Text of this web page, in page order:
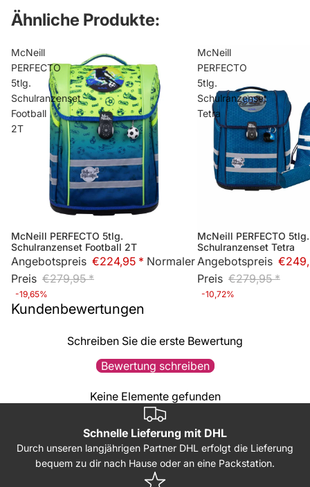
Ähnliche Produkte:
McNeill
PERFECTO
5tlg.
Schulranzenset
Football
2T
Sale
McNeill PERFECTO 5tlg.
Schulranzenset Football 2T
Angebotspreis €224,95 * Normaler
Preis €279,95 *
-19,65%
McNeill
PERFECTO
5tlg.
Schulranzenset
Tetra
Sale
McNeill PERFECTO 5tlg.
Schulranzenset Tetra
Angebotspreis
Preis €279,95 *
-10,72%
Kundenbewertungen
Schreiben Sie die erste Bewertung
Bewertung schreiben
Keine Elemente gefunden
Schnelle Lieferung mit DHL
Durch unseren langjährigen Partner DHL erfolgt die Lieferung
bequem zu dir nach Hause oder an eine Packstation.